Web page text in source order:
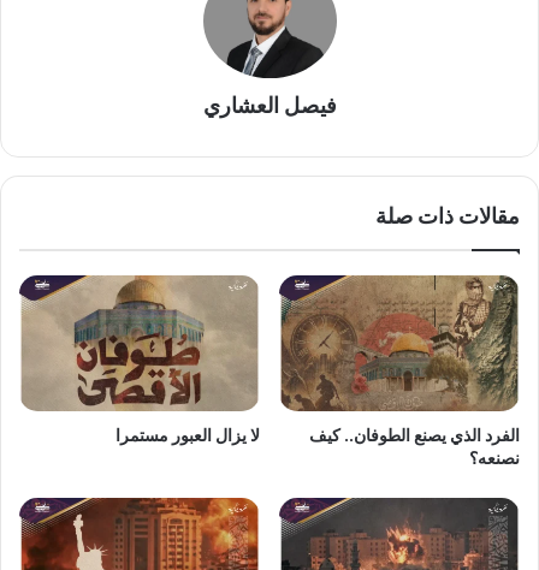
فيصل العشاري
مقالات ذات صلة
الفرد الذي يصنع الطوفان.. كيف
نصنعه؟
لا يزال العبور مستمرا